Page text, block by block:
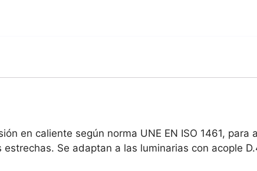
en caliente según norma UNE EN ISO 1461,
Se adaptan a las luminarias con acople